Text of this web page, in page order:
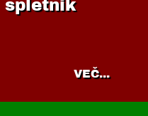
spletnik
VEČ...